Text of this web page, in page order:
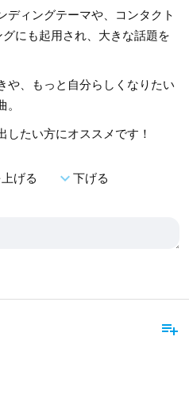
ディングテーマや、コンタクト
にも起用され、大きな話題を
や、もっと自分らしくなりたい
したい方にオススメです！
げる expand_more下げる
playlist_add